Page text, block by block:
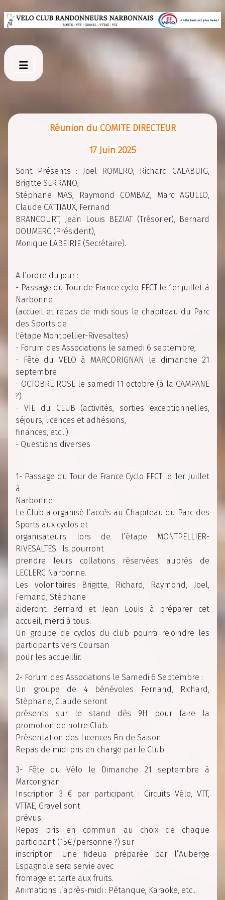
Réunion du COMITE DIRECTEUR
17 Juin 2025
Sont Présents : Joel ROMERO, Richard CALABUIG,
Brigitte SERRANO,
Stéphane MAS, Raymond COMBAZ, Marc AGULLO,
Claude CATTIAUX, Fernand
BRANCOURT, Jean Louis BEZIAT (Trésorier), Bernard
DOUMERC (Président),
Monique LABEIRIE (Secrétaire).
A l’ordre du jour :
- Passage du Tour de France cyclo FFCT le 1er juillet à
Narbonne
(accueil et repas de midi sous le chapiteau du Parc
des Sports de
l'étape Montpellier-Rivesaltes)
- Forum des Associations le samedi 6 septembre,
- Fête du VELO à MARCORIGNAN le dimanche 21
septembre
- OCTOBRE ROSE le samedi 11 octobre (à la CAMPANE
?)
- VIE du CLUB (activités, sorties exceptionnelles,
séjours, licences et adhésions,
finances, etc...)
- Questions diverses
1- Passage du Tour de France Cyclo FFCT le 1er Juillet
à
Narbonne
Le Club a organisé l’accès au Chapiteau du Parc des
Sports aux cyclos et
organisateurs lors de l’étape MONTPELLIER-
RIVESALTES. Ils pourront
prendre leurs collations réservées auprès de
LECLERC Narbonne.
Les volontaires Brigitte, Richard, Raymond, Joel,
Fernand, Stéphane
aideront Bernard et Jean Louis à préparer cet
accueil, merci à tous.
Un groupe de cyclos du club pourra rejoindre les
participants vers Coursan
pour les accueillir.
2- Forum des Associations le Samedi 6 Septembre :
Un groupe de 4 bénévoles Fernand, Richard,
Stéphane, Claude seront
présents sur le stand dès 9H pour faire la
promotion de notre Club.
Présentation des Licences Fin de Saison.
Repas de midi pris en charge par le Club.
3- Fête du Vélo le Dimanche 21 septembre à
Marcorignan :
Inscription 3 € par participant : Circuits Vélo, VTT,
VTTAE, Gravel sont
prévus.
Repas pris en commun au choix de chaque
participant (15€/personne ?) sur
inscription. Une fideua préparée par l’Auberge
Espagnole sera servie avec
fromage et tarte aux fruits.
Animations l’après-midi : Pétanque, Karaoke, etc...